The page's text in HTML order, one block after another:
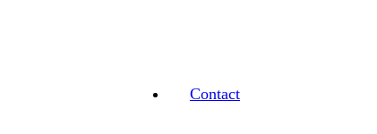
Contact